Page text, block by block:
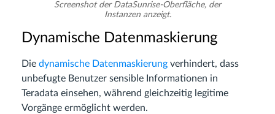
Screenshot der DataSunrise-Oberfläche, der
Instanzen anzeigt.
Dynamische Datenmaskierung
Die dynamische Datenmaskierung verhindert, dass
unbefugte Benutzer sensible Informationen in
Teradata einsehen, während gleichzeitig legitime
Vorgänge ermöglicht werden.